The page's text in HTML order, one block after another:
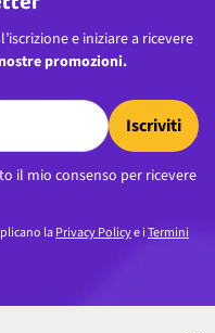
e iniziare a ricevere
nostre promozioni.
Iscriviti
il mio consenso per ricevere
laPrivacy Policye iTermini